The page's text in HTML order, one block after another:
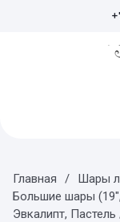
Главная / Шары
Большие шары
Эвкалипт,